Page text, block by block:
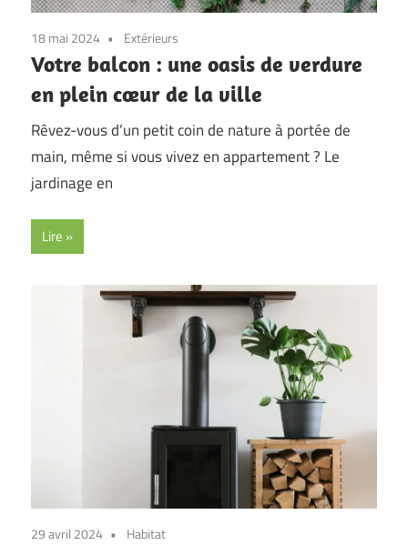
18 mai 2024 Extérieurs
Votre balcon : une oasis de verdure
en plein cœur de la ville
Rêvez-vous d’un petit coin de nature à portée de
main, même si vous vivez en appartement ? Le
jardinage en
Lire
29 avril 2024 Habitat